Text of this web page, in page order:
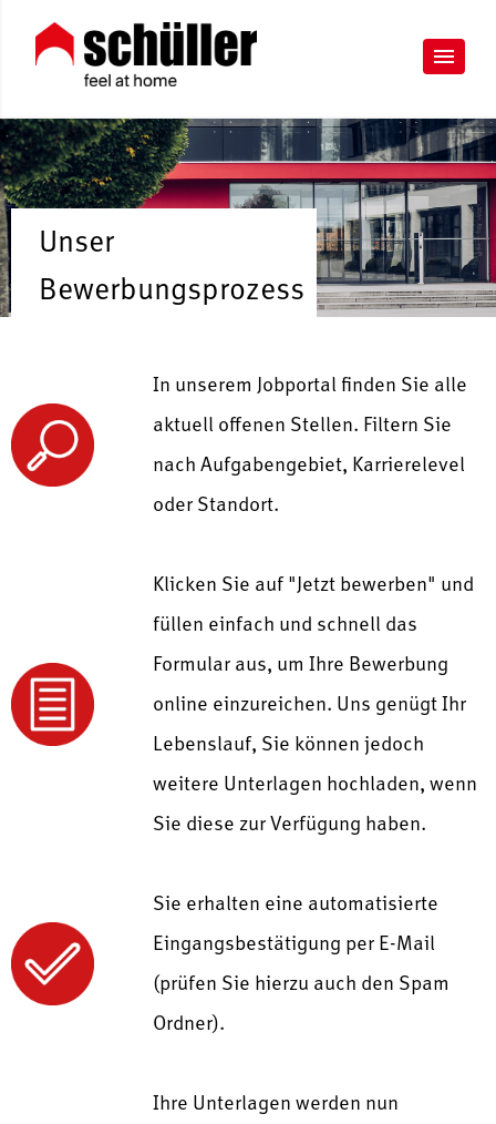
Unser
Bewerbungsprozess
In unserem Jobportal finden Sie alle
aktuell offenen Stellen. Filtern Sie
nach Aufgabengebiet, Karrierelevel
oder Standort.
Klicken Sie auf "Jetzt bewerben" und
füllen einfach und schnell das
Formular aus, um Ihre Bewerbung
online einzureichen. Uns genügt Ihr
Lebenslauf, Sie können jedoch
weitere Unterlagen hochladen, wenn
Sie diese zur Verfügung haben.
Sie erhalten eine automatisierte
Eingangsbestätigung per E-Mail
(prüfen Sie hierzu auch den Spam
Ordner).
Ihre Unterlagen werden nun